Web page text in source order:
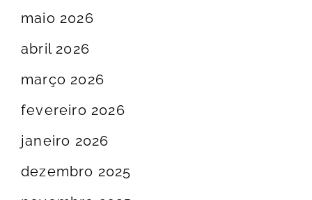
maio 2026
abril 2026
março 2026
fevereiro 2026
janeiro 2026
dezembro 2025